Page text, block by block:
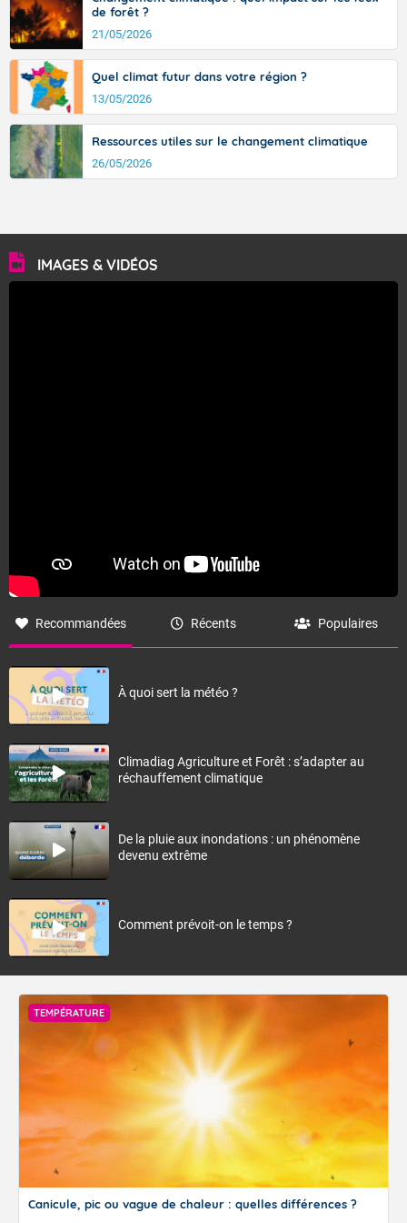
de forêt ?
21/05/2026
Quel climat futur dans votre région ?
13/05/2026
Ressources utiles sur le changement climatique
26/05/2026
IMAGES & VIDÉOS
Recommandées Récents Populaires
À quoi sert la météo ?
Climadiag Agriculture et Forêt : s’adapter au
réchauffement climatique
De la pluie aux inondations : un phénomène
devenu extrême
Comment prévoit-on le temps ?
TEMPÉRATURE
Canicule, pic ou vague de chaleur : quelles différences ?